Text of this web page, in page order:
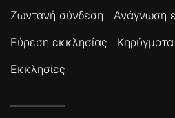
Ζωντανή σύνδεση Ανάγνωση
Εύρεση εκκλησίας
Εκκλησίες